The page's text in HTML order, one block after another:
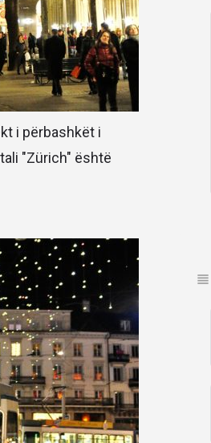
i përbashkët i
"Zürich" është